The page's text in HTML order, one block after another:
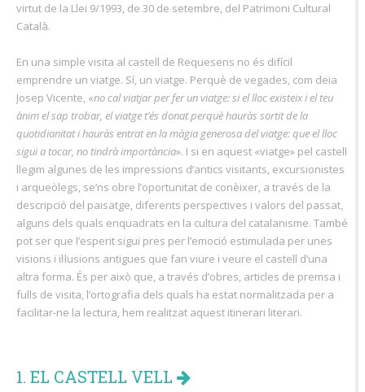
virtut de la Llei 9/1993, de 30 de setembre, del Patrimoni Cultural
Català.
En una simple visita al castell de Requesens no és difícil
emprendre un viatge. Sí, un viatge. Perquè de vegades, com deia
Josep Vicente, «no cal viatjar per fer un viatge: si el lloc existeix i el teu
ànim el sap trobar, el viatge t’és donat perquè hauràs sortit de la
quotidianitat i hauràs entrat en la màgia generosa del viatge: que el lloc
sigui a tocar, no tindrà importància». I si en aquest «viatge» pel castell
llegim algunes de les impressions d’antics visitants, excursionistes
i arqueòlegs, se’ns obre l’oportunitat de conèixer, a través de la
descripció del paisatge, diferents perspectives i valors del passat,
alguns dels quals enquadrats en la cultura del catalanisme. També
pot ser que l’esperit sigui pres per l’emoció estimulada per unes
visions i il·lusions antigues que fan viure i veure el castell d’una
altra forma. És per això que, a través d’obres, articles de premsa i
fulls de visita, l’ortografia dels quals ha estat normalitzada per a
facilitar-ne la lectura, hem realitzat aquest itinerari literari.
1. EL CASTELL VELL